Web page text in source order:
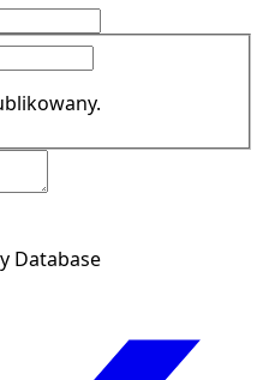
Database